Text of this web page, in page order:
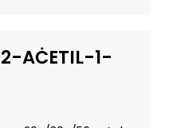
AĊETIL-1-